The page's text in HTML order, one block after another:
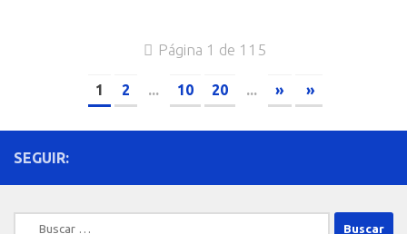
Página 1 de 115
1 2 ... 10 20 ... » »
SEGUIR:
Buscar: